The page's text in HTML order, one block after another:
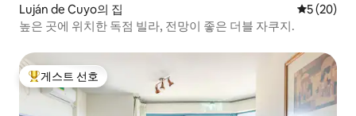
Luján de Cuyo의 집 평점 5점(5
5 (20)
높은 곳에 위치한 독점 빌라, 전망이 좋은 더블 자쿠지.
상위 게스트 선호
게스트 선호